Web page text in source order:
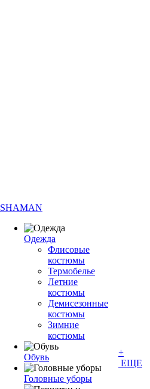
SHAMAN
Одежда
Флисовые
костюмы
Термобелье
Летние
костюмы
Демисезонные
костюмы
Зимние
костюмы
Обувь
Головные уборы
+
ЕЩЕ